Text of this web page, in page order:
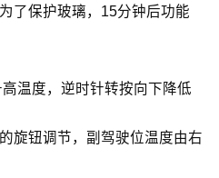
了保护玻璃，15分钟后功能
温度，逆时针转按向下降低
旋钮调节，副驾驶位温度由右